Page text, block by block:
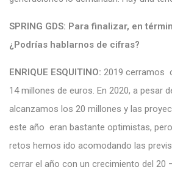
SPRING GDS: Para finalizar, en
¿Podrías hablarnos de cifras?
ENRIQUE ESQUITINO: 2019 cerramos
14 millones de euros. En 2020, a pesar
alcanzamos los 20 millones y las
este año eran bastante optimistas,
retos hemos ido acomodando las
cerrar el año con un crecimiento del 20